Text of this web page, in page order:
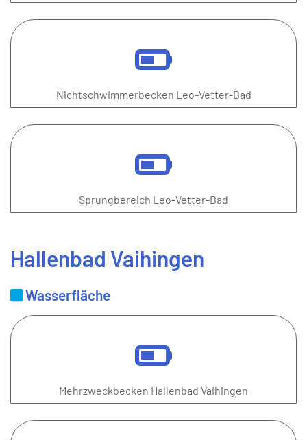
Nichtschwimmerbecken Leo-Vetter-Bad
Sprungbereich Leo-Vetter-Bad
Hallenbad Vaihingen
Wasserfläche
Mehrzweckbecken Hallenbad Vaihingen